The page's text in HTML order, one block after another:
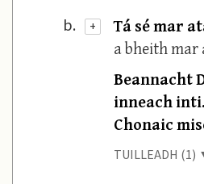
b. + Tá sé mar
a bheith mar
Beannacht
inneach
Chonaic
TUILLEADH (1)